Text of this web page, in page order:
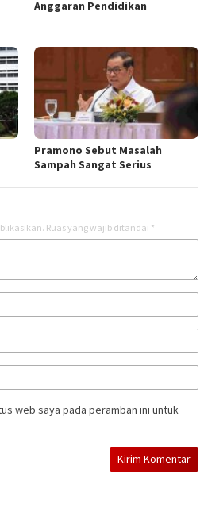
Anggaran Pendidikan
Pramono Sebut Masalah
Sampah Sangat Serius
Ruas yang wajib ditandai *
web saya pada peramban ini untuk